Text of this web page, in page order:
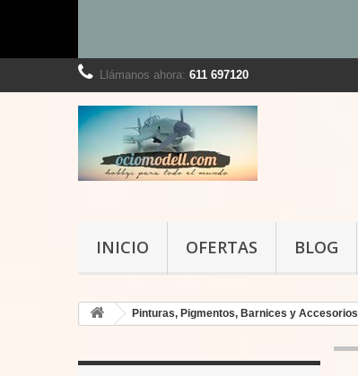
Llámanos ahora: 611 697120
INICIO OFERTAS BLOG
Pinturas, Pigmentos, Barnices y Accesorios